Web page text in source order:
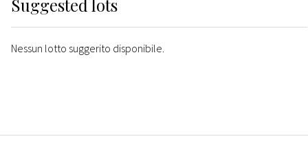
Suggested lots
Nessun lotto suggerito disponibile.